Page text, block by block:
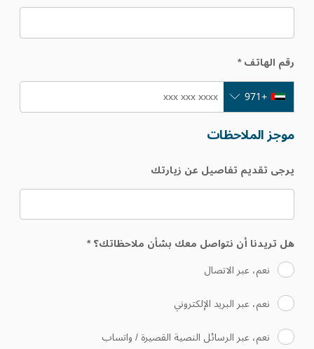
رقم الهاتف*
+971
موجز الملاحظات
يرجى تقديم تفاصيل عن زيارتك
هل تريدنا أن نتواصل معك بشأن ملاحظاتك؟*
نعم، عبر الاتصال
نعم، عبر البريد الإلكتروني
نعم، عبر الرسائل النصية القصيرة / واتساب